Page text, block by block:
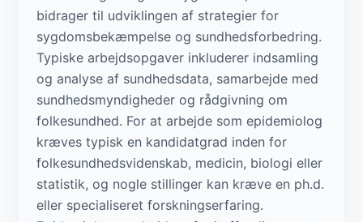
bidrager til udviklingen af strategier for
sygdomsbekæmpelse og sundhedsforbedring.
Typiske arbejdsopgaver inkluderer indsamling
og analyse af sundhedsdata, samarbejde med
sundhedsmyndigheder og rådgivning om
folkesundhed. For at arbejde som epidemiolog
kræves typisk en kandidatgrad inden for
folkesundhedsvidenskab, medicin, biologi eller
statistik, og nogle stillinger kan kræve en ph.d.
eller specialiseret forskningserfaring.